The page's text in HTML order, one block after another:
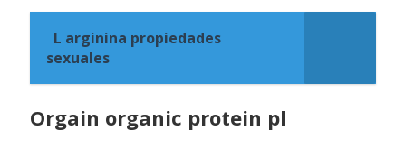
L arginina propiedades
sexuales
Orgain organic protein pl